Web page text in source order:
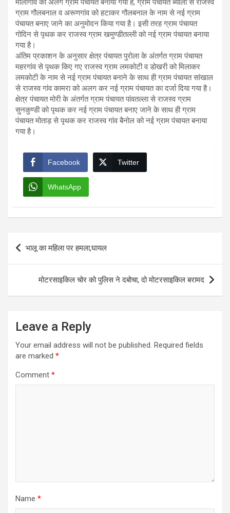
मौलागांव को अलग ग्राम पंचायत बनाया गया है, ग्राम पंचायत ब्याली से राजस्व
ग्राम गौलबनाल व अरूणगांव को हटाकर गौलबनाल के नाम से नई ग्राम
पंचायत बनाए जाने का अनुमोदन किया गया है। इसी तरह ग्राम पंचायत
गोदिन से पृथक कर राजस्व ग्राम खमुण्डीतल्ली को नई ग्राम पंचायत बनाया
गया है।
अंतिम प्रकाशन के अनुसार क्षेत्र पंचायत पुरोला के अंतर्गत ग्राम पंचायत
महरगांव से पृथक किए गए राजस्व ग्राम लमकोटी व डोखरी को मिलाकर
लमकोटी के नाम से नई ग्राम पंचायत बनाने के साथ ही ग्राम पंचायत सांखाल
से राजस्व गांव कामरा को अलग कर नई ग्राम पंचायत का दर्जा दिया गया है।
क्षेत्र पंचायत मोरी के अंतर्गत ग्राम पंचायत पांवतल्ला से राजस्व ग्राम
सुनकुण्डी को पृथक कर नई ग्राम पंचायत बनाए जाने के साथ ही ग्राम
पंचायत मोताड़ से पृथक कर राजस्व गांव बैनोल को नई ग्राम पंचायत बनाया
गया है।
Facebook Twitter
WhatsApp
Post
navigation
भालू का महिला पर हमला,घायल
मोटरसाइकिल चोर को पुलिस ने दबोचा, दो मोटरसाइकिल बरामद
Leave a Reply
Your email address will not be published. Required fields
are marked *
Comment *
Name *